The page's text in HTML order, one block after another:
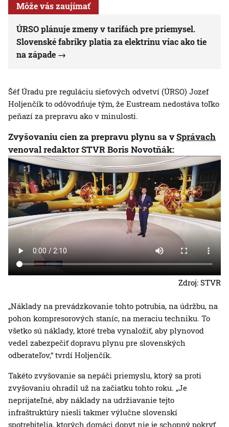
Môže vás zaujímať
ÚRSO plánuje zmeny v tarifách pre priemysel.
Slovenské fabriky platia za elektrinu viac ako tie
na západe
Šéf Úradu pre reguláciu sieťových odvetví (ÚRSO) Jozef
Holjenčík to odôvodňuje tým, že Eustream nedostáva toľko
peňazí za prepravu ako v minulosti.
Zvyšovaniu cien za prepravu plynu sa vSprávach
venoval redaktor STVR Boris Novotňák:
Zdroj: STVR
„Náklady na prevádzkovanie tohto potrubia, na údržbu, na
pohon kompresorových staníc, na meraciu techniku. To
všetko sú náklady, ktoré treba vynaložiť, aby plynovod
vedel zabezpečiť dopravu plynu pre slovenských
odberateľov,“ tvrdí Holjenčík.
Takéto zvyšovanie sa nepáči priemyslu, ktorý sa proti
zvyšovaniu ohradil už na začiatku tohto roku. „Je
neprijateľné, aby náklady na udržiavanie tejto
infraštruktúry niesli takmer výlučne slovenskí
spotrebitelia, ktorých domáci dopyt nie je schopný pokryť